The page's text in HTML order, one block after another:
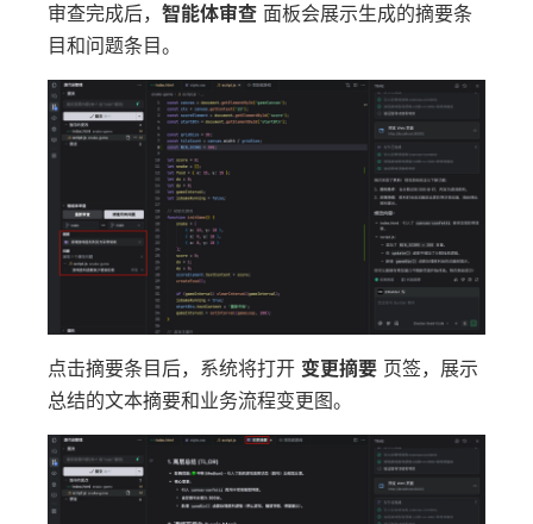
审查完成后， 智能体审查 面板会展示生成的摘要条
目和问题条目。
点击摘要条目后，系统将打开 变更摘要 页签，展示
总结的文本摘要和业务流程变更图。